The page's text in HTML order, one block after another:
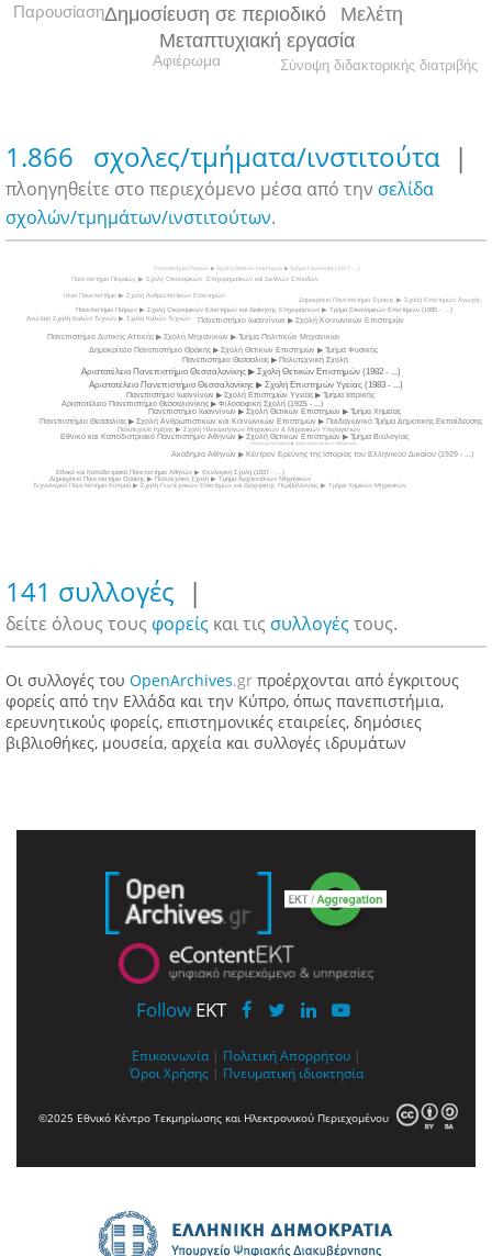
Δημοσίευση σε περιοδικό
Μεταπτυχιακή εργασία
Μελέτη
Παρουσίαση
Αφιέρωμα Σύνοψη διδακτορικής διατριβής
1.866 σχολες/τμήματα/ινστιτούτα |
πλοηγηθείτε στο περιεχόμενο μέσα από την σελίδα
σχολών/τμημάτων/ινστιτούτων.
Αριστοτέλειο Πανεπιστήμιο Θεσσαλονίκης ▶ Σχολή Επιστημών Υγείας (1983 - ...)
Αριστοτέλειο Πανεπιστήμιο Θεσσαλονίκης ▶ Σχολή Θετικών Επιστημών (1982 - ...)
Πανεπιστήμιο Ιωαννίνων ▶ Σχολή Επιστημών Υγείας ▶ Τμήμα Ιατρικής
Πανεπιστήμιο Θεσσαλίας ▶ Πολυτεχνική Σχολή
Αριστοτέλειο Πανεπιστήμιο Θεσσαλονίκης ▶ Φιλοσοφική Σχολή (1925 - ...)
Πανεπιστήμιο Ιωαννίνων ▶ Σχολή Θετικών Επιστημών ▶ Τμήμα Χημείας
Δημοκρίτειο Πανεπιστήμιο Θράκης ▶ Σχολή Θετικών Επιστημών ▶ Τμήμα Φυσικής
Πανεπιστήμιο Θεσσαλίας ▶ Σχολή Ανθρωπιστικών και Κοινωνικών Επιστημών ▶ Παιδαγωγικό Τμήμα Δημοτικής Εκπαίδευσης
Εθνικό και Καποδιστριακό Πανεπιστήμιο Αθηνών ▶ Σχολή Θετικών Επιστημών ▶ Τμήμα Βιολογίας
Πανεπιστήμιο Δυτικής Αττικής ▶ Σχολή Μηχανικών ▶ Τμήμα Πολιτικών Μηχανικών
Πανεπιστήμιο Ιωαννίνων ▶ Σχολή Κοινωνικών Επιστημών
Ακαδημία Αθηνών ▶ Κέντρον Ερεύνης της Ιστορίας του Ελληνικού Δικαίου (1929 - ...)
Πανεπιστήμιο Πατρών ▶ Σχολή Οικονομικών Επιστημών και Διοίκησης Επιχειρήσεων ▶ Τμήμα Οικονομικών Επιστημών (1985 - ...)
Πολυτεχνείο Κρήτης ▶ Σχολή Ηλεκτρολόγων Μηχανικών & Μηχανικών Υπολογιστών
Εθνικό και Καποδιστριακό Πανεπιστήμιο Αθηνών ▶ Θεολογική Σχολή (1837 - ...)
Δημοκρίτειο Πανεπιστήμιο Θράκης ▶ Πολυτεχνική Σχολή ▶ Τμήμα Αρχιτεκτόνων Μηχανικών
Τεχνολογικό Πανεπιστήμιο Κύπρου ▶ Σχολή Γεωτεχνικών Επιστημών και Διαχείρισης Περιβάλλοντος ▶ Τμήμα Χημικών Μηχανικών
Ανώτατη Σχολή Καλών Τεχνών ▶ Σχολή Καλών Τεχνών
Ιόνιο Πανεπιστήμιο ▶ Σχολή Ανθρωπιστικών Επιστημών
Δημοκρίτειο Πανεπιστήμιο Θράκης ▶ Σχολή Επιστημών Αγωγής
Πανεπιστήμιο Πειραιώς ▶ Σχολή Οικονομικών, Επιχειρηματικών και Διεθνών Σπουδών
Πανεπιστήμιο Πατρών ▶ Σχολή Θετικών Επιστημών ▶ Τμήμα Γεωλογίας (1977 - ...)
Πολυτεχνείο Κρήτης ▶ Σχολή Αρχιτεκτόνων Μηχανικών
141 συλλογές |
δείτε όλους τους φορείς και τις συλλoγέςτους.
Οι συλλογές του OpenArchives.gr προέρχονται από έγκριτους
φορείς από την Ελλάδα και την Κύπρο, όπως πανεπιστήμια,
ερευνητικούς φορείς, επιστημονικές εταιρείες, δημόσιες
βιβλιοθήκες, μουσεία, αρχεία και συλλογές ιδρυμάτων
Follow EKT
Επικοινωνία | Πολιτική Απορρήτου |
Όροι Χρήσης | Πνευματική ιδιοκτησία
©2025 Εθνικό Κέντρο Τεκμηρίωσης και Ηλεκτρονικού Περιεχομένου